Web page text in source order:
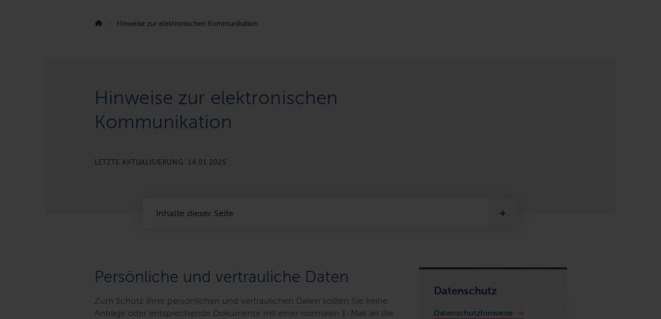
Hinweise zur elektronischen Kommunikation
Hinweise zur elektronischen
Kommunikation
LETZTE AKTUALISIERUNG: 14.01.2025
Inhalte dieser Seite
Datenschutz
Datenschutzhinweise
Persönliche und vertrauliche Daten
Zum Schutz Ihrer persönlichen und vertraulichen Daten sollten Sie keine
Anträge oder entsprechende Dokumente mit einer normalen E-Mail an die